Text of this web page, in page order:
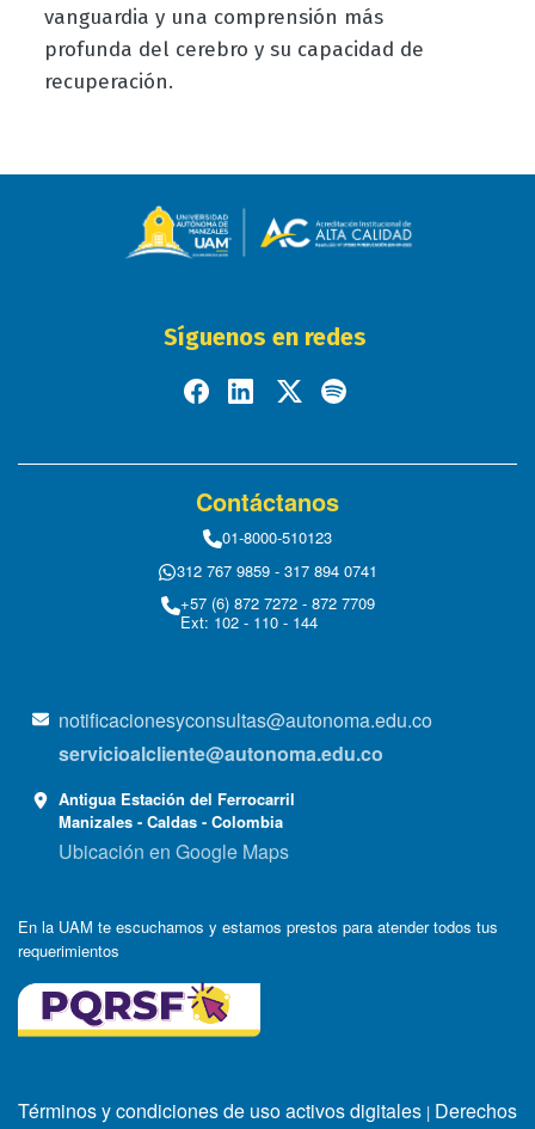
vanguardia y una comprensión más
profunda del cerebro y su capacidad de
recuperación.
Síguenos en redes
Contáctanos
01-8000-510123
312 767 9859 - 317 894 0741
+57 (6) 872 7272 - 872 7709
Ext: 102 - 110 - 144
notificacionesyconsultas@autonoma.edu.co
servicioalcliente@autonoma.edu.co
Antigua Estación del Ferrocarril
Manizales - Caldas - Colombia
Ubicación en Google Maps
En la UAM te escuchamos y estamos prestos para atender todos tus
requerimientos
Términos y condiciones de uso activos digitales | Derechos